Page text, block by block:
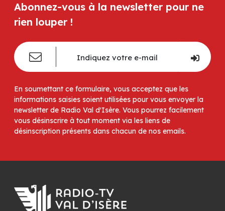
Abonnez-vous à la newsletter pour ne
rien louper !
En soumettant ce formulaire, vous acceptez que les
informations saisies soient utilisées pour vous envoyer la
newsletter de Radio Val d'Isère. Vous pourrez facilement
vous désinscrire à tout moment via les liens de
désinscription présents dans chacun de nos emails.